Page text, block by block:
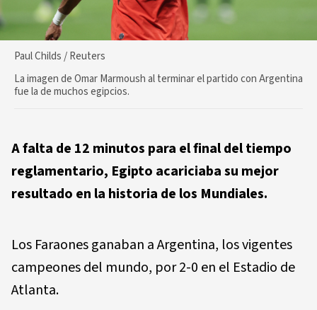
Paul Childs / Reuters
La imagen de Omar Marmoush al terminar el partido con Argentina
fue la de muchos egipcios.
A falta de 12 minutos para el final del tiempo
reglamentario, Egipto acariciaba su mejor
resultado en la historia de los Mundiales.
Los Faraones ganaban a Argentina, los vigentes
campeones del mundo, por 2-0 en el Estadio de
Atlanta.